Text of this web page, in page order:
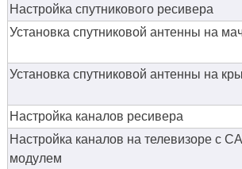
Настройка спутникового ресивера
Установка спутниковой антенны на
Установка спутниковой антенны на
Настройка каналов ресивера
Настройка каналов на телевизоре с
модулем